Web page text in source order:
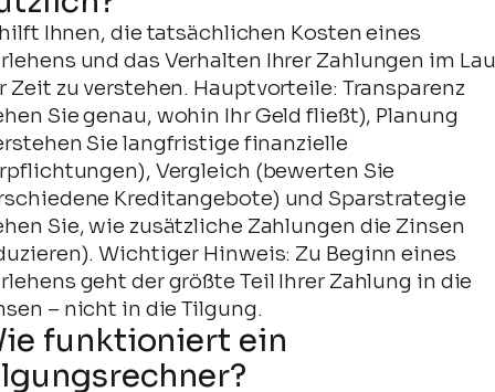
13
Jahr
14
€318,562 €74,013 €244,550
Jahr
15
€341,317 €82,323 €258,994
Jahr
16
€364,071 €91,189 €272,882
Jahr
17
€386,826 €100,649 €286,176
Jahr
€409,580 €110,743 €298,837
Jahr
19
€432,335 €121,513
Ihnen, die tatsächlichen Kosten eines
und das Verhalten Ihrer Zahlungen im
Zeit zu verstehen. Hauptvorteile: Transparenz
Sie genau, wohin Ihr Geld fließt), Planung
Sie langfristige finanzielle
Vergleich (bewerten Sie
Kreditangebote) und Sparstrategie
Sie, wie zusätzliche Zahlungen die Zinsen
Wichtiger Hinweis: Zu Beginn eines
geht der größte Teil Ihrer Zahlung in die
– nicht in die Tilgung.
funktioniert ein